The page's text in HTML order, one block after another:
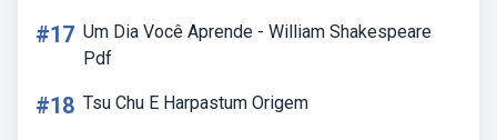
#17 Um Dia Você Aprende - William Shakespeare
Pdf
#18 Tsu Chu E Harpastum Origem